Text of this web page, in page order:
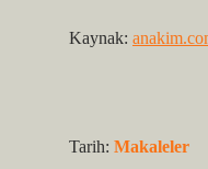
Kaynak:
Tarih: Makaleler